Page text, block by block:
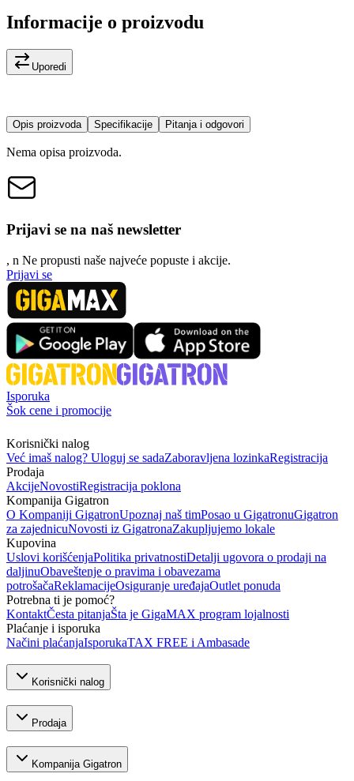
Informacije o proizvodu
Uporedi
Opis proizvoda Specifikacije Pitanja i odgovori
Nema opisa proizvoda.
Prijavi se na naš newsletter
, n Ne propusti naše najveće popuste i akcije.
Prijavi se
Isporuka
Šok cene i promocije
Korisnički nalog
Već imaš nalog? Uloguj se sadaZaboravljena lozinkaRegistracija
Prodaja
AkcijeNovostiRegistracija poklona
Kompanija Gigatron
O Kompaniji GigatronUpoznaj naš timPosao u GigatronuGigatron
za zajednicuNovosti iz GigatronaZakupljujemo lokale
Kupovina
Uslovi korišćenjaPolitika privatnostiDetalji ugovora o prodaji na
daljinuObaveštenje o pravima i obavezama
potrošačaReklamacijeOsiguranje uređajaOutlet ponuda
Potrebna ti je pomoć?
KontaktČesta pitanjaŠta je GigaMAX program lojalnosti
Plaćanje i isporuka
Načini plaćanjaIsporukaTAX FREE i Ambasade
Korisnički nalog
Prodaja
Kompanija Gigatron